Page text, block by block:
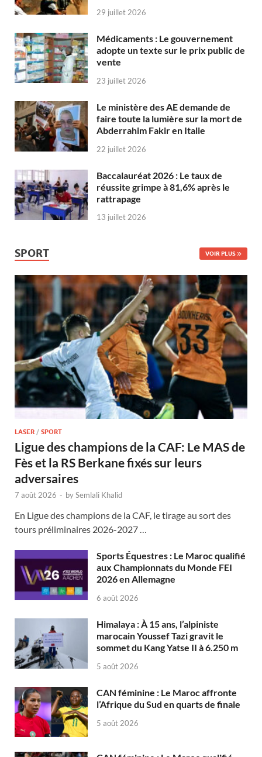
29 juillet 2026
Médicaments : Le gouvernement
adopte un texte sur le prix public de
vente
23 juillet 2026
Le ministère des AE demande de
faire toute la lumière sur la mort de
Abderrahim Fakir en Italie
22 juillet 2026
Baccalauréat 2026 : Le taux de
réussite grimpe à 81,6% après le
rattrapage
13 juillet 2026
SPORT VOIR PLUS
LASER / SPORT
Ligue des champions de la CAF: Le MAS de
Fès et la RS Berkane fixés sur leurs
adversaires
7 août 2026 - bySemlali Khalid
En Ligue des champions de la CAF, le tirage au sort des
tours préliminaires 2026-2027 …
Sports Équestres : Le Maroc qualifié
aux Championnats du Monde FEI
2026 en Allemagne
6 août 2026
Himalaya : À 15 ans, l’alpiniste
marocain Youssef Tazi gravit le
sommet du Kang Yatse II à 6.250 m
5 août 2026
CAN féminine : Le Maroc affronte
l’Afrique du Sud en quarts de finale
5 août 2026